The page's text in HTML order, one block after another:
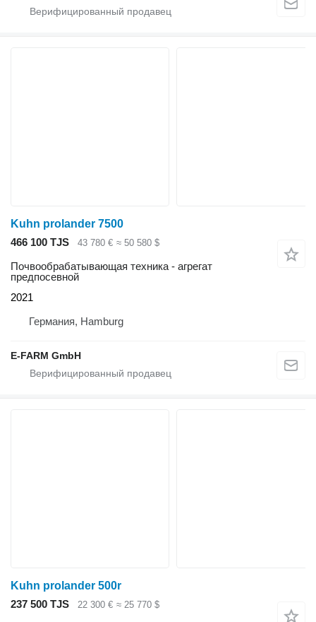
Kuhn prolander 7500
466 100 TJS
43 780 € ≈ 50 580 $
Почвообрабатывающая техника - агрегат
предпосевной
2021
Германия, Hamburg
E-FARM GmbH
Kuhn prolander 500r
237 500 TJS
22 300 € ≈ 25 770 $